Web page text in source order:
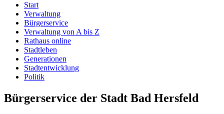
Start
Verwaltung
Bürgerservice
Verwaltung von A bis Z
Rathaus online
Stadtleben
Generationen
Stadtentwicklung
Politik
Bürgerservice der Stadt Bad Hersfeld